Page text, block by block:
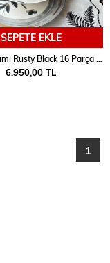
SEPETE EKLE
6.950,00 TL
1